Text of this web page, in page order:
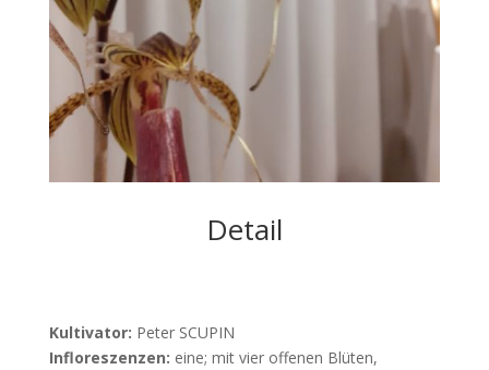
Detail
Kultivator: Peter SCUPIN
Infloreszenzen: eine; mit vier offenen Blüten,